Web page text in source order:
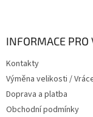
INFORMACE PRO
Kontakty
Výměna velikosti /
Doprava a platba
Obchodní podmínky